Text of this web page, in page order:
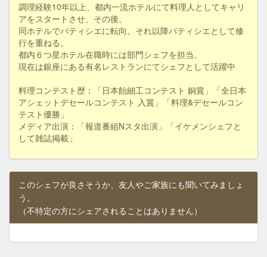
調理経験10年以上、都内一流ホテルにて料理人としてキャリ
アをスタートさせ、その後、
同ホテルでパティシエに転向。それ以降パティシエとして修
行を重ねる。
都内６つ星ホテル在職時には部門シェフを担当。
現在は銀座にある有名レストランにてシェフとして活躍中
料理コンテスト歴：「日本飴細工コンテスト 銅賞」「全日本
アシェットデセールコンテスト 入賞」「料理&デセールコン
テスト優勝」
メディア出演：「報道番組Nスタ出演」「イケメンシェフと
して雑誌掲載」
このシェフが良さそうか、友人やご家族にも聞いてみましょ
う。
（不特定の方にシェアされることはありません）